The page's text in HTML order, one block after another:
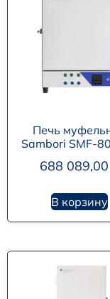
Печь
Sambori SMF-
688 089,00
В корзину